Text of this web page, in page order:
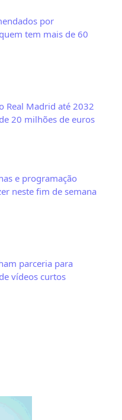
por
tem mais de 60
Real Madrid até 2032
20 milhões de euros
e programação
neste fim de semana
parceria para
vídeos curtos